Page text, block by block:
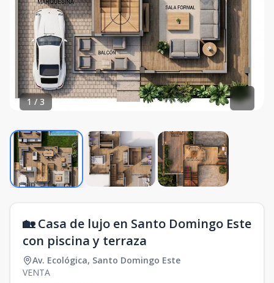
1/3
🏡 Casa de lujo en Santo Domingo Este
con piscina y terraza
Av. Ecológica, Santo Domingo Este
VENTA